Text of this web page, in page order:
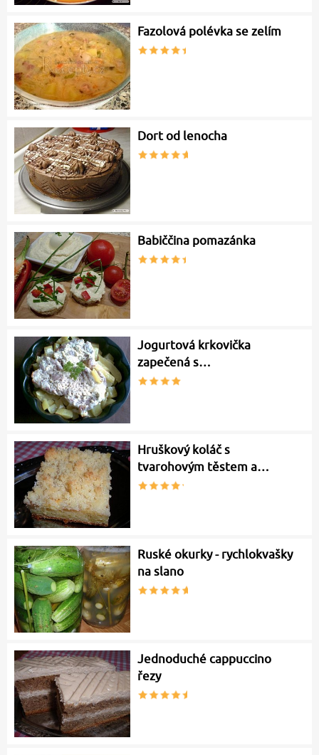
Fazolová polévka se zelím
Dort od lenocha
Babiččina pomazánka
Jogurtová krkovička
zapečená s…
Hruškový koláč s
tvarohovým těstem a…
Ruské okurky - rychlokvašky
na slano
Jednoduché cappuccino
řezy